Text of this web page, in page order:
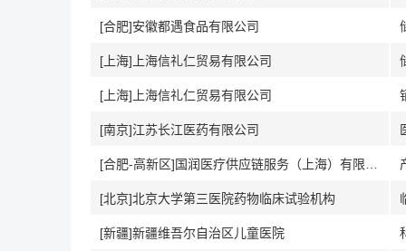
[合肥]安徽都遇食品有限公司
[上海]上海信礼仁贸易有限公司
[上海]上海信礼仁贸易有限公司
[南京]江苏长江医药有限公司
[北京]北京大学第三医院药物临床试验机构
[新疆]新疆维吾尔自治区儿童医院